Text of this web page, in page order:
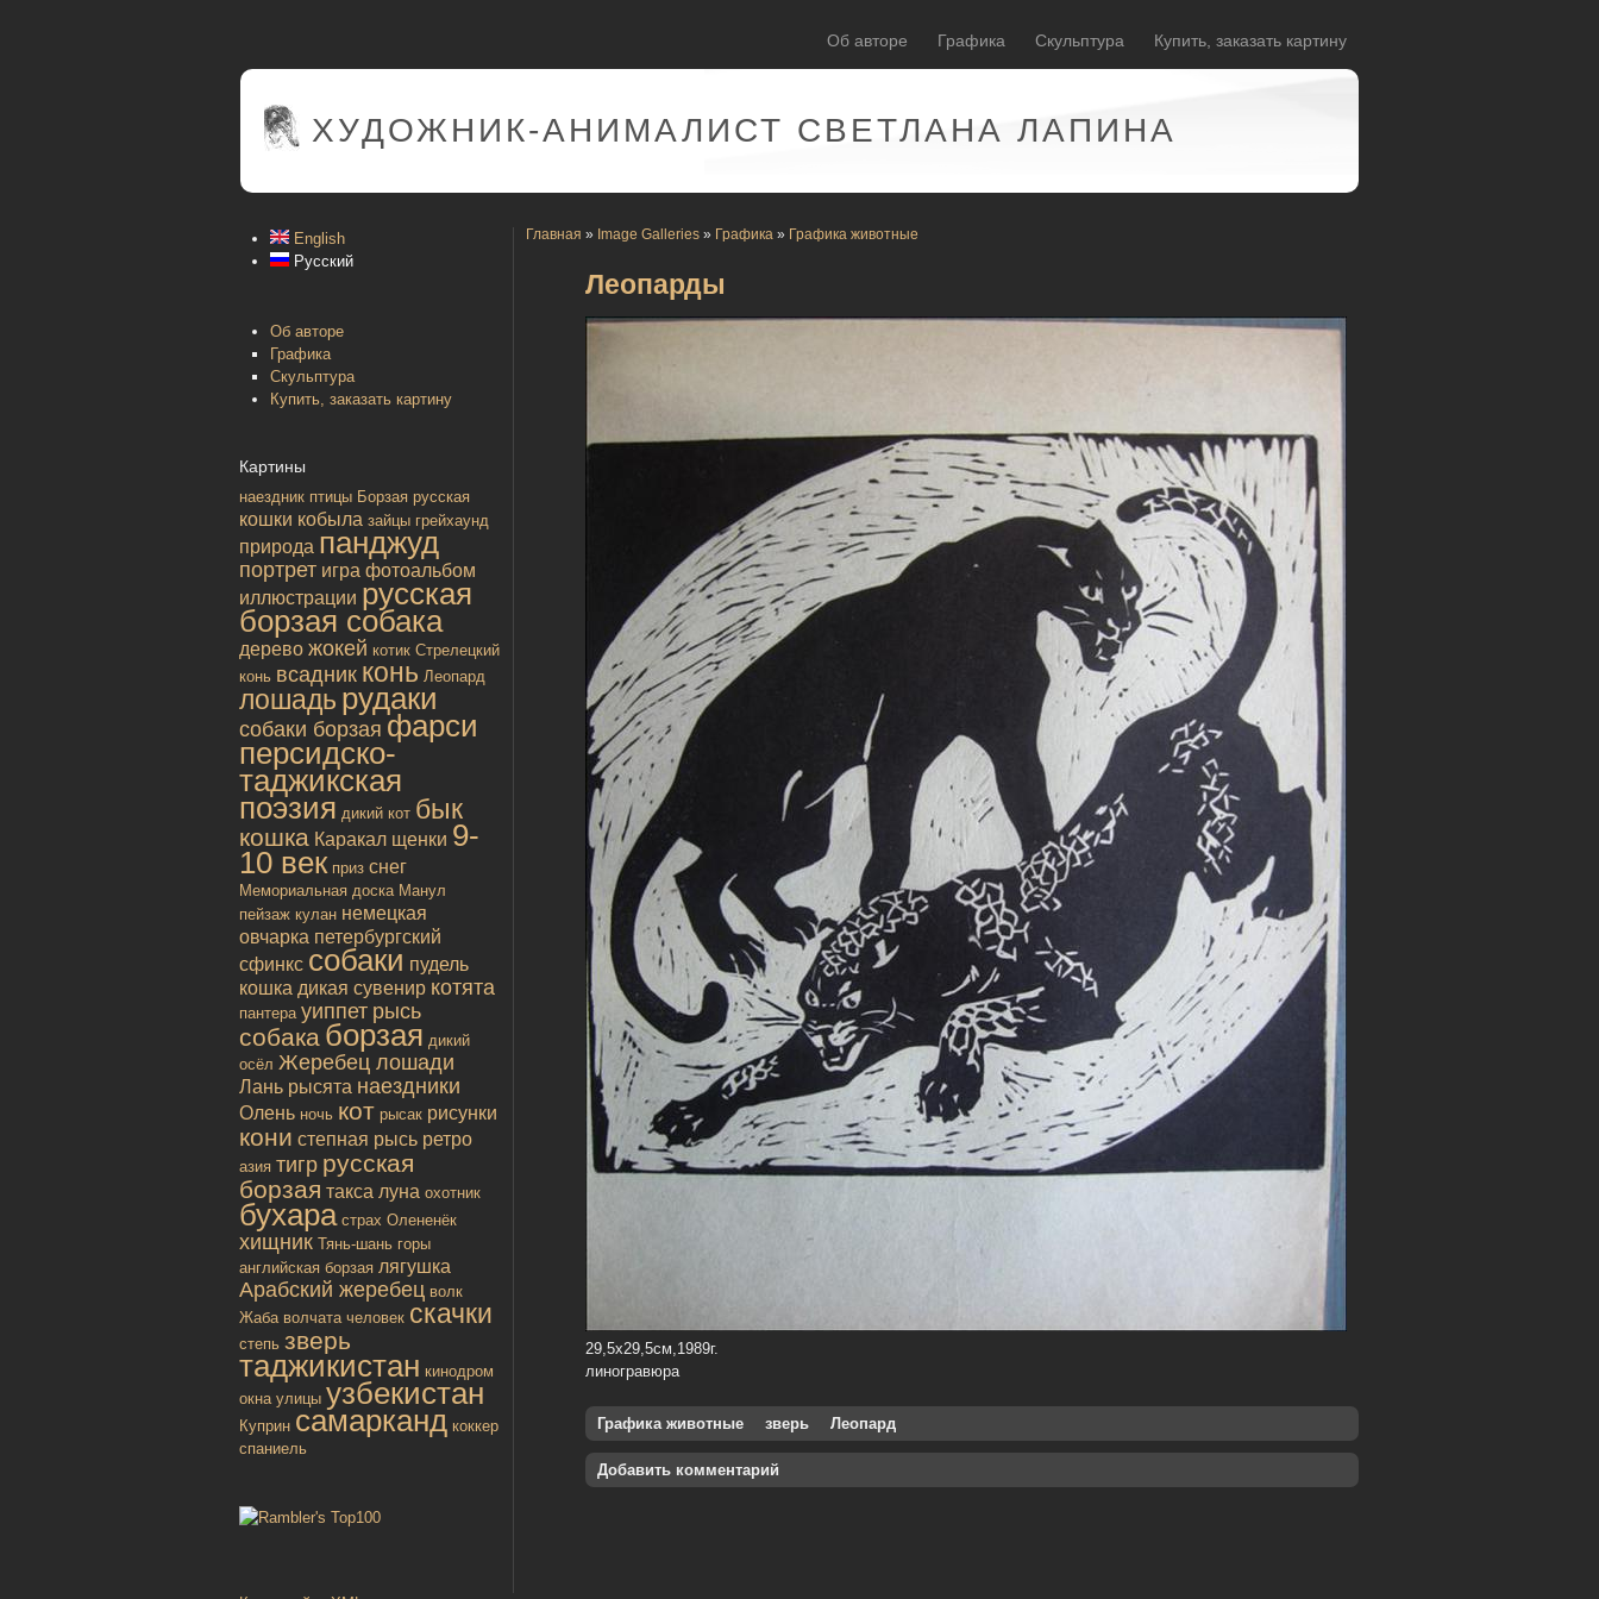
Об авторе Графика Скульптура Купить, заказать картину
ХУДОЖНИК-АНИМАЛИСТ СВЕТЛАНА ЛАПИНА
English
Русский
Об авторе
Графика
Скульптура
Купить, заказать картину
Картины
наездник птицы Борзая русская
кошки кобыла зайцы грейхаунд
природа панджуд
портрет игра фотоальбом
иллюстрации русская
борзая собака
дерево жокей котик Стрелецкий
конь всадник конь Леопард
лошадь рудаки
собаки борзая фарси
персидско-
таджикская
поэзия дикий кот бык
кошка Каракал щенки 9-
10 век приз снег
Мемориальная доска Манул
пейзаж кулан немецкая
овчарка петербургский
сфинкс собаки пудель
кошка дикая сувенир котята
пантера уиппет рысь
собака борзая дикий
осёл Жеребец лошади
Лань рысята наездники
Олень ночь кот рысак рисунки
кони степная рысь ретро
азия тигр русская
борзая такса луна охотник
бухара страх Олененёк
хищник Тянь-шань горы
английская борзая лягушка
Арабский жеребец волк
Жаба волчата человек скачки
степь зверь
таджикистан кинодром
окна улицы узбекистан
Куприн самарканд коккер
спаниель
Главная » Image Galleries » Графика » Графика животные
Леопарды
29,5х29,5см,1989г.
линогравюра
Графика животные зверь Леопард
Добавить комментарий